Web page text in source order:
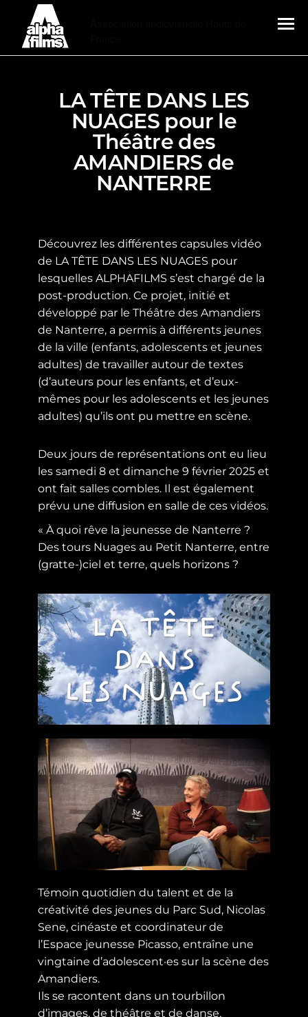
LA TÊTE DANS LES
NUAGES pour le
Théâtre des
AMANDIERS de
NANTERRE
Découvrez les différentes capsules vidéo
de LA TÊTE DANS LES NUAGES pour
lesquelles ALPHAFILMS s’est chargé de la
post-production. Ce projet, initié et
développé par le Théâtre des Amandiers
de Nanterre, a permis à différents jeunes
de la ville (enfants, adolescents et jeunes
adultes) de travailler autour de textes
(d’auteurs pour les enfants, et d’eux-
mêmes pour les adolescents et les jeunes
adultes) qu’ils ont pu mettre en scène.
Deux jours de représentations ont eu lieu
les samedi 8 et dimanche 9 février 2025 et
ont fait salles combles. Il est également
prévu une diffusion en salle de ces vidéos.
« À quoi rêve la jeunesse de Nanterre ?
Des tours Nuages au Petit Nanterre, entre
(gratte-)ciel et terre, quels horizons ?
Témoin quotidien du talent et de la
créativité des jeunes du Parc Sud, Nicolas
Sene, cinéaste et coordinateur de
l’Espace jeunesse Picasso, entraîne une
vingtaine d’adolescent·es sur la scène des
Amandiers.
Ils se racontent dans un tourbillon
d’images, de théâtre et de danse.